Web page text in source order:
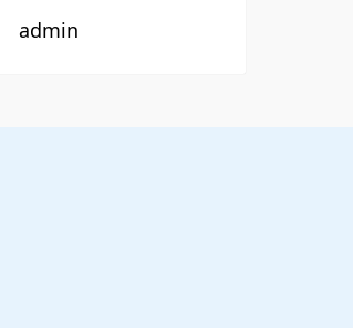
admin